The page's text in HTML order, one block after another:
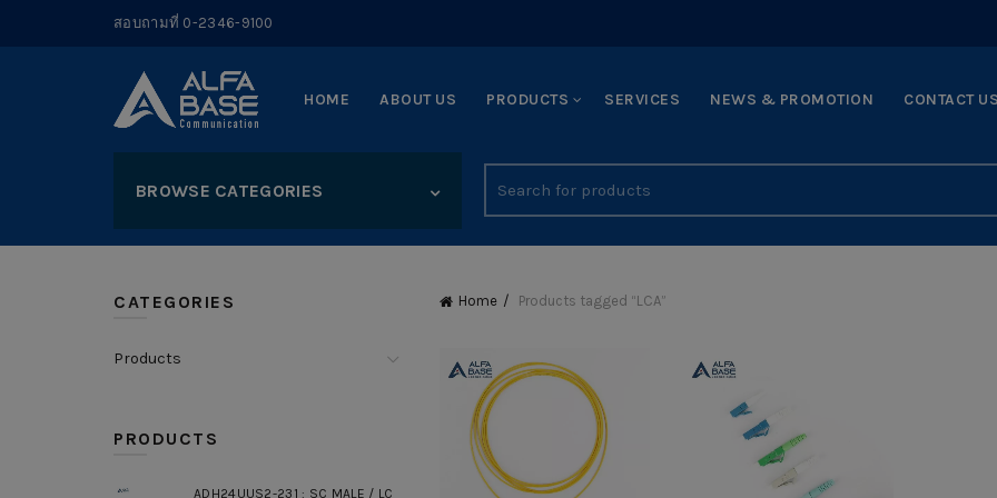
สอบถามที่ 0-2346-9100
HOME ABOUT US PRODUCTS SERVICES NEWS & PROMOTION CONTACT US
BROWSE CATEGORIES
for:
Home Products tagged “LCA”
CATEGORIES
Products
PRODUCTS
ADH24UUS2-231 : SC MALE / LC